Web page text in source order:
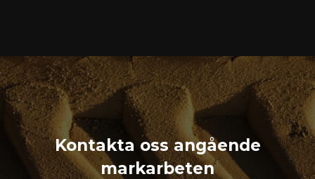
Kontakta oss angående
markarbeten